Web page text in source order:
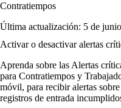
Contratiempos
Última actualización: 5 de
Activar o desactivar alertas
Aprenda sobre las Alertas
para Contratiempos y
móvil, para recibir alertas
registros de entrada